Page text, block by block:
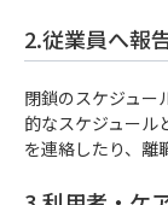
2.従業員へ報
閉鎖のスケジュー
的なスケジュール
を連絡したり、離